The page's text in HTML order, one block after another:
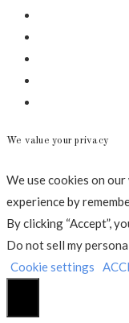
We value your privacy
We use cookies on
experience by
By clicking “Accept”,
Do not sell my
Cookie settings